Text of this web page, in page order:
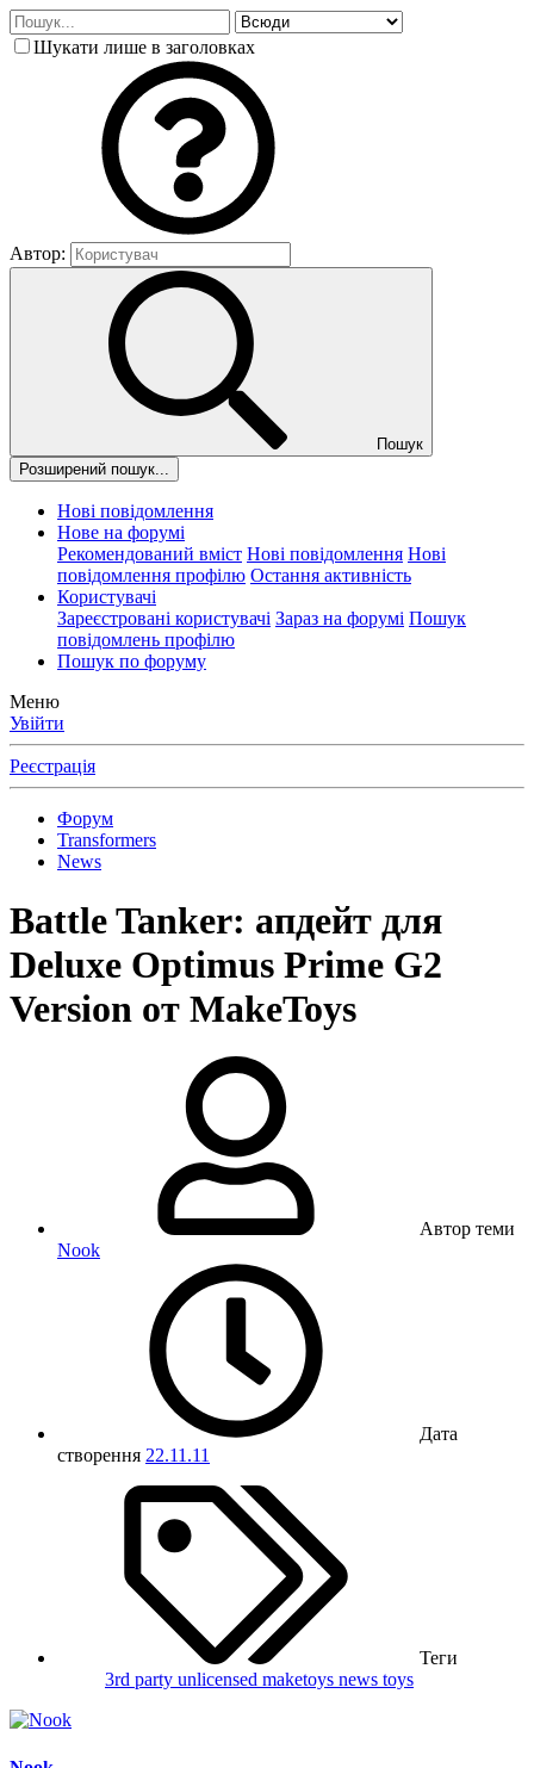
Шукати лише в заголовках
Автор:
Пошук
Розширений пошук...
Нові повідомлення
Нове на форумі
Рекомендований вміст Нові повідомлення Нові
повідомлення профілю Остання активність
Користувачі
Зареєстровані користувачі Зараз на форумі Пошук
повідомлень профілю
Пошук по форуму
Меню
Увійти
Реєстрація
Форум
Transformers
News
Battle Tanker: апдейт для
Deluxe Optimus Prime G2
Version от MakeToys
Автор теми
Nook
Дата
створення 22.11.11
Теги
3rd party unlicensed maketoys news toys